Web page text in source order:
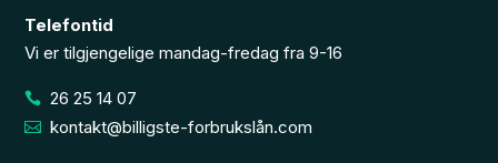
Telefontid
Vi er tilgjengelige mandag-fredag fra 9-16
26 25 14 07
kontakt@billigste-forbrukslån.com